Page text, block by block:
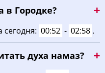
16:50
16:49 20:05 22:01
16:48 20:03 21:58
в Городке?
сегодня: 00:52 - 02:58 .
духа намаз?